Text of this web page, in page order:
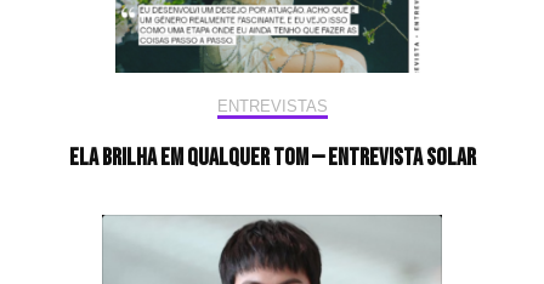
ENTREVISTAS
Ela brilha em qualquer tom — Entrevista Solar